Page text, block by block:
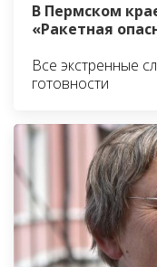
В Пермском
«Ракетная
Все экстренные
готовности